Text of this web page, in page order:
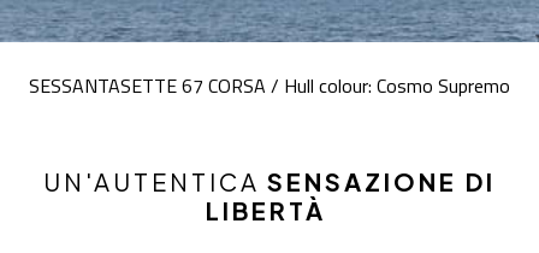
SESSANTASETTE 67 CORSA / Hull colour: Cosmo Supremo
UN'AUTENTICA SENSAZIONE DI
LIBERTÀ